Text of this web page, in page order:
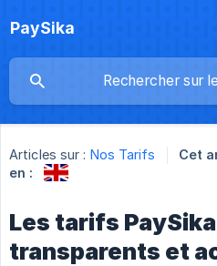
PaySika
Articles sur : Nos Tarifs
Cet
en :
Les tarifs
transparents et